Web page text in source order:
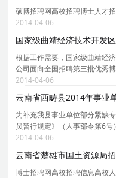
硕博招聘网高校招聘博士人才
2014-04-06
根据工作需要，国家级曲靖经
公司面向全国招聘第三批优秀
作，现公告如下： 一、招聘名
纪守法，品行端正，具备良好
2014-04-06
为补充我县事业单位部分紧缺
员暂行规定》（人事部令第6
州人力资源和社会保障局批准
业生公开招聘部分紧缺专业技
2014-04-06
博士招聘网高校招聘信息高校